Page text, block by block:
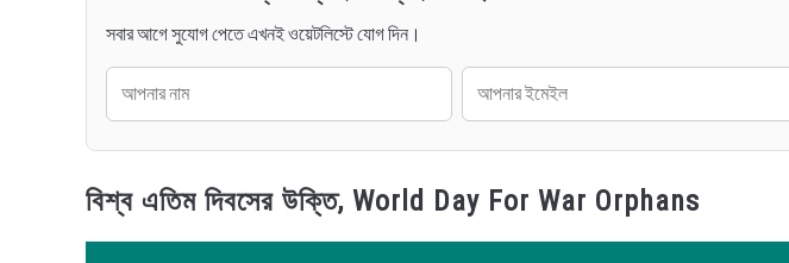
সবার আগে সুযোগ পেতে এখনই ওয়েটলিস্টে যোগ দিন।
বিশ্ব এতিম দিবসের উক্তি, World Day For War Orphans